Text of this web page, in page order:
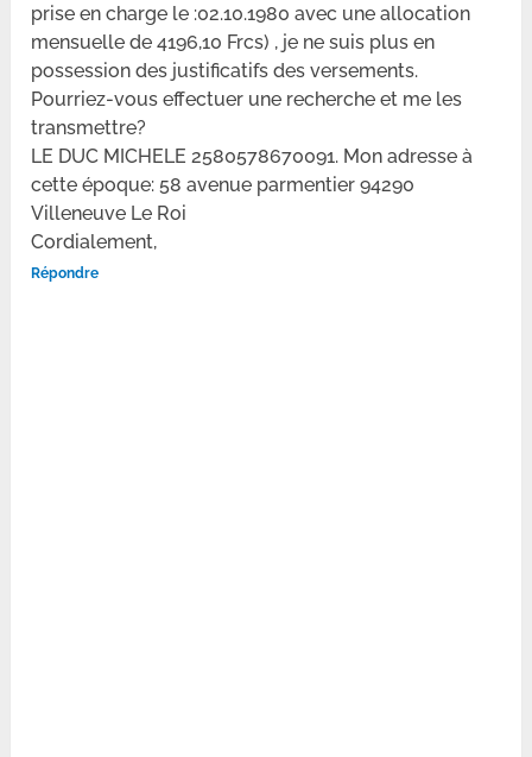
prise en charge le :02.10.1980 avec une allocation
mensuelle de 4196,10 Frcs) , je ne suis plus en
possession des justificatifs des versements.
Pourriez-vous effectuer une recherche et me les
transmettre?
LE DUC MICHELE 2580578670091. Mon adresse à
cette époque: 58 avenue parmentier 94290
Villeneuve Le Roi
Cordialement,
Répondre